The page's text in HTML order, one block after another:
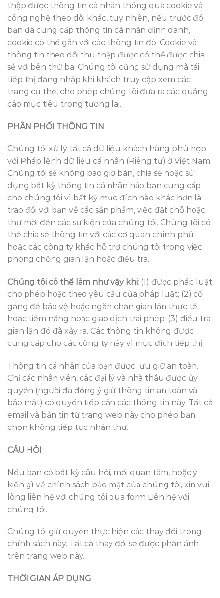
thập được thông tin cá nhân thông qua cookie và
công nghệ theo dõi khác, tuy nhiên, nếu trước đó
bạn đã cung cấp thông tin cá nhân định danh,
cookie có thể gắn với các thông tin đó. Cookie và
thông tin theo dõi thu thập được có thể được chia
sẻ với bên thứ ba. Chúng tôi cũng sử dụng mã tái
tiếp thị đăng nhập khi khách truy cập xem các
trang cụ thể, cho phép chúng tôi đưa ra các quảng
cáo mục tiêu trong tương lai.
PHÂN PHỐI THÔNG TIN
Chúng tôi xử lý tất cả dữ liệu khách hàng phù hợp
với Pháp lệnh dữ liệu cá nhân (Riêng tư) ở Việt Nam.
Chúng tôi sẽ không bao giờ bán, chia sẻ hoặc sử
dụng bất kỳ thông tin cá nhân nào bạn cung cấp
cho chúng tôi vì bất kỳ mục đích nào khác hơn là
trao đổi với bạn về các sản phẩm, việc đặt chỗ hoặc
thư mời đến các sự kiện của chúng tôi. Chúng tôi có
thể chia sẻ thông tin với các cơ quan chính phủ
hoặc các công ty khác hỗ trợ chúng tôi trong việc
phòng chống gian lận hoặc điều tra.
Chúng tôi có thể làm như vậy khi: (1) được pháp luật
cho phép hoặc theo yêu cầu của pháp luật; (2) cố
gắng để bảo vệ hoặc ngăn chặn gian lận thực tế
hoặc tiềm năng hoặc giao dịch trái phép; (3) điều tra
gian lận đó đã xảy ra. Các thông tin không được
cung cấp cho các công ty này vì mục đích tiếp thị.
Thông tin cá nhân của bạn được lưu giữ an toàn.
Chỉ các nhân viên, các đại lý và nhà thầu được ủy
quyền (người đã đồng ý giữ thông tin an toàn và
bảo mật) có quyền tiếp cận các thông tin này. Tất cả
email và bản tin từ trang web này cho phép bạn
chọn không tiếp tục nhận thư.
CÂU HỎI
Nếu bạn có bất kỳ câu hỏi, mối quan tâm, hoặc ý
kiến gì về chính sách bảo mật của chúng tôi, xin vui
lòng liên hệ với chúng tôi qua form Liên hệ với
chúng tôi.
Chúng tôi giữ quyền thực hiện các thay đổi trong
chính sách này. Tất cả thay đổi sẽ được phản ánh
trên trang web này.
THỜI GIAN ÁP DỤNG